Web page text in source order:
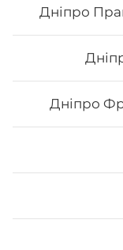
Дніпро
Дніпро